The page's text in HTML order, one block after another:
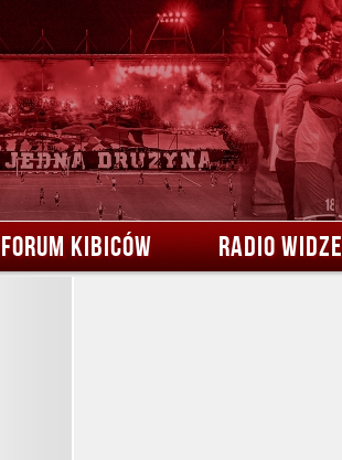
FORUM KIBICÓW RADIO